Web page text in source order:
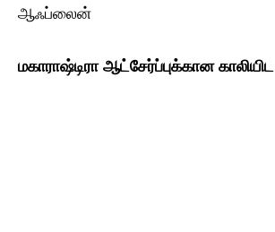
ஆஃப்லைன்
மகாராஷ்டிரா ஆட்சேர்ப்புக்கான காலியிட